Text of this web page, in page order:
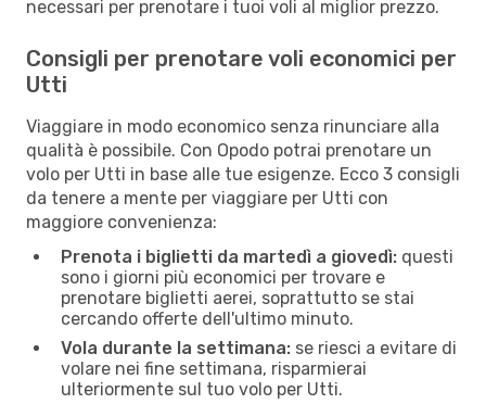
necessari per prenotare i tuoi voli al miglior prezzo.
Consigli per prenotare voli economici per
Utti
Viaggiare in modo economico senza rinunciare alla
qualità è possibile. Con Opodo potrai prenotare un
volo per Utti in base alle tue esigenze. Ecco 3 consigli
da tenere a mente per viaggiare per Utti con
maggiore convenienza:
Prenota i biglietti da martedì a giovedì: questi
sono i giorni più economici per trovare e
prenotare biglietti aerei, soprattutto se stai
cercando offerte dell'ultimo minuto.
Vola durante la settimana: se riesci a evitare di
volare nei fine settimana, risparmierai
ulteriormente sul tuo volo per Utti.